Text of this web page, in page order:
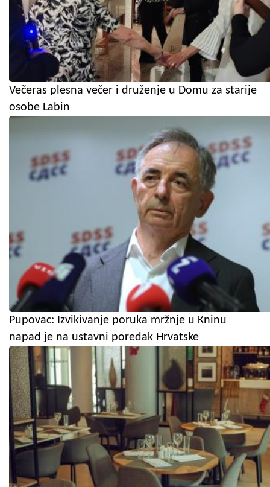
Večeras plesna večer i druženje u Domu za starije
osobe Labin
Pupovac: Izvikivanje poruka mržnje u Kninu
napad je na ustavni poredak Hrvatske